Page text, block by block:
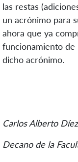
las restas
un acrónimo para
ahora que ya
funcionamiento de
dicho acrónimo.
Carlos Alberto
Decano de la